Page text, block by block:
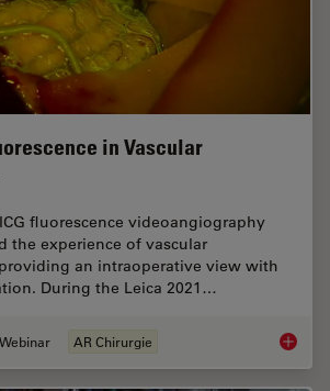
in Vascular
fluorescence videoangiography
the experience of vascular
an intraoperative view with
During the Leica 2021…
Webinar AR Chirurgie